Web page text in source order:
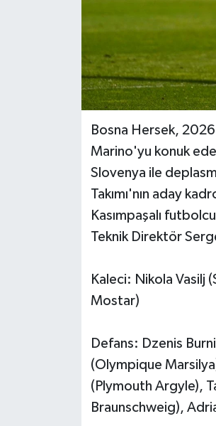
Bosna Hersek,
Marino'yu konuk
Slovenya ile
Takımı'nın aday
Kasımpaşalı
Teknik Direktör
Kaleci: Nikola Vasilj
Mostar)
Defans: Dzenis
(Olympique
(Plymouth Argyle),
Braunschweig),